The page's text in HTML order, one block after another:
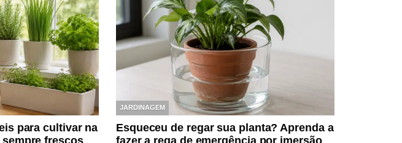
para cultivar na
frescos
JARDINAGEM
Esqueceu de regar sua planta? Aprenda a
fazer a rega de emergência por imersão